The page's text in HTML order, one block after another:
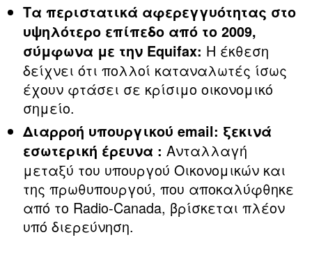
Τα περιστατικά αφερεγγυότητας στο
υψηλότερο επίπεδο από το 2009,
σύμφωνα με την Equifax: Η έκθεση
δείχνει ότι πολλοί καταναλωτές ίσως
έχουν φτάσει σε κρίσιμο οικονομικό
σημείο.
Διαρροή υπουργικού email: ξεκινά
εσωτερική έρευνα : Ανταλλαγή
μεταξύ του υπουργού Οικονομικών και
της πρωθυπουργού, που αποκαλύφθηκε
από το Radio‑Canada, βρίσκεται πλέον
υπό διερεύνηση.